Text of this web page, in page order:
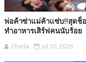
พ่อค้าซ่าแม่ค้าแซ่บ!!สุดช็
ทำอาหารเสิร์ฟคนนับร้อย
Chada Jul 30, 2026